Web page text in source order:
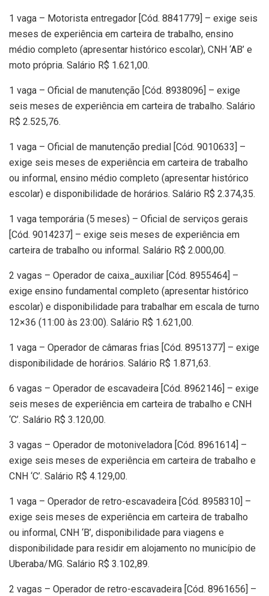
1 vaga – Motorista entregador [Cód. 8841779] – exige seis
meses de experiência em carteira de trabalho, ensino
médio completo (apresentar histórico escolar), CNH ‘AB’ e
moto própria. Salário R$ 1.621,00.
1 vaga – Oficial de manutenção [Cód. 8938096] – exige
seis meses de experiência em carteira de trabalho. Salário
R$ 2.525,76.
1 vaga – Oficial de manutenção predial [Cód. 9010633] –
exige seis meses de experiência em carteira de trabalho
ou informal, ensino médio completo (apresentar histórico
escolar) e disponibilidade de horários. Salário R$ 2.374,35.
1 vaga temporária (5 meses) – Oficial de serviços gerais
[Cód. 9014237] – exige seis meses de experiência em
carteira de trabalho ou informal. Salário R$ 2.000,00.
2 vagas – Operador de caixa_auxiliar [Cód. 8955464] –
exige ensino fundamental completo (apresentar histórico
escolar) e disponibilidade para trabalhar em escala de turno
12×36 (11:00 às 23:00). Salário R$ 1.621,00.
1 vaga – Operador de câmaras frias [Cód. 8951377] – exige
disponibilidade de horários. Salário R$ 1.871,63.
6 vagas – Operador de escavadeira [Cód. 8962146] – exige
seis meses de experiência em carteira de trabalho e CNH
‘C’. Salário R$ 3.120,00.
3 vagas – Operador de motoniveladora [Cód. 8961614] –
exige seis meses de experiência em carteira de trabalho e
CNH ‘C’. Salário R$ 4.129,00.
1 vaga – Operador de retro-escavadeira [Cód. 8958310] –
exige seis meses de experiência em carteira de trabalho
ou informal, CNH ‘B’, disponibilidade para viagens e
disponibilidade para residir em alojamento no município de
Uberaba/MG. Salário R$ 3.102,89.
2 vagas – Operador de retro-escavadeira [Cód. 8961656] –